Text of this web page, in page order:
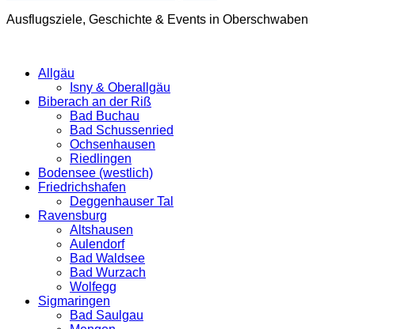
Ausflugsziele, Geschichte & Events in Oberschwaben
Allgäu
Isny & Oberallgäu
Biberach an der Riß
Bad Buchau
Bad Schussenried
Ochsenhausen
Riedlingen
Bodensee (westlich)
Friedrichshafen
Deggenhauser Tal
Ravensburg
Altshausen
Aulendorf
Bad Waldsee
Bad Wurzach
Wolfegg
Sigmaringen
Bad Saulgau